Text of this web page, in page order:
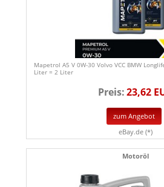
Mapetrol A5 V 0W-30 Volvo VCC BMW
Liter = 2 Liter
Preis:23,62
zum Angebot
eBay.de (*)
Motoröl